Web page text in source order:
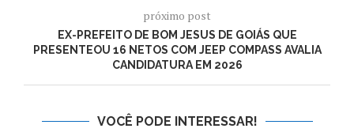
próximo post
EX-PREFEITO DE BOM JESUS DE GOIÁS QUE
PRESENTEOU 16 NETOS COM JEEP COMPASS AVALIA
CANDIDATURA EM 2026
VOCÊ PODE INTERESSAR!